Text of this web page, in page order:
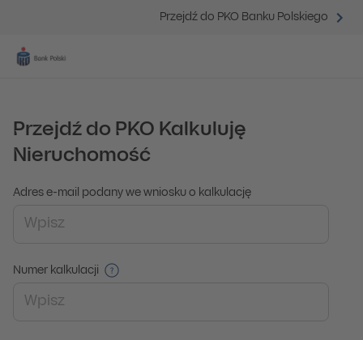
Przejdź do PKO Banku Polskiego
Przejdź do PKO Kalkuluję
Nieruchomość
Pola do wypełnienia formularza
Adres e-mail podany we wniosku o kalkulację
Numer kalkulacji